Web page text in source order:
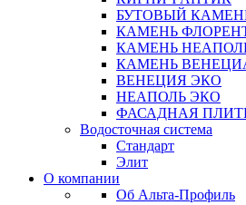
БУТОВЫЙ
КАМЕНЬ
КАМЕНЬ
КАМЕНЬ
ВЕНЕЦИЯ ЭКО
НЕАПОЛЬ ЭКО
ФАСАДНАЯ
Водосточная система
Стандарт
Элит
О компании
Об Альта-Профиль